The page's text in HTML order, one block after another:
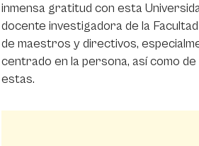
inmensa gratitud con esta
docente investigadora de la
de maestros y directivos,
centrado en la persona, así como
estas.